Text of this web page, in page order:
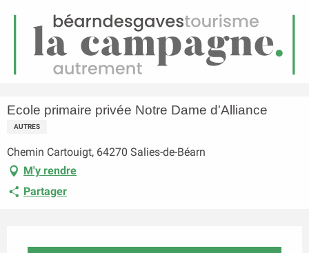
Menu
Ecole primaire privée Notre Dame d'Alliance
Ecole primaire privée Notre Dame d'Alliance
AUTRES
Chemin Cartouigt, 64270 Salies-de-Béarn
M'y rendre
Partager